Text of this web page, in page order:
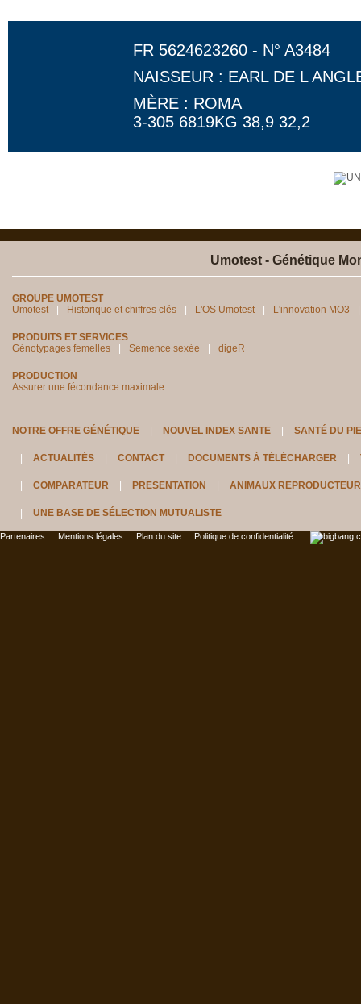
FR 5624623260 - N° A3484
NAISSEUR : EARL DE L
MÈRE : ROMA
3-305 6819KG 38,9 32,2
Umotest - Génétique
GROUPE UMOTEST
Umotest
Historique et chiffres clés L'OS Umotest L'innovation MO3
PRODUITS ET SERVICES
Génotypages femelles
Semence sexée digeR
PRODUCTION
Assurer une fécondance maximale
NOTRE OFFRE GÉNÉTIQUE NOUVEL INDEX SANTE SANTÉ DU
ACTUALITÉS CONTACT DOCUMENTS À TÉLÉCHARGER
COMPARATEUR PRESENTATION ANIMAUX
UNE BASE DE SÉLECTION MUTUALISTE
Partenaires :: Mentions légales :: Plan du site :: Politique de confidentialité